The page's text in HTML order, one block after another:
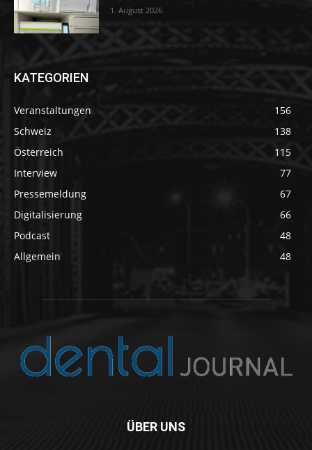
1. August 2026
KATEGORIEN
Veranstaltungen
156
Schweiz
138
Österreich
115
Interview
77
Pressemeldung
67
Digitalisierung
66
Podcast
48
Allgemein
48
ÜBER UNS